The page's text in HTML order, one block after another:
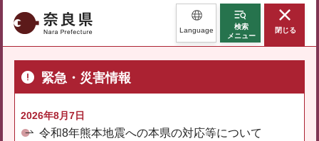
奈良県 Language
検索
メニュー
閉じる
緊急・災害情報
2026年8月7日
令和8年熊本地震への本県の対応等について